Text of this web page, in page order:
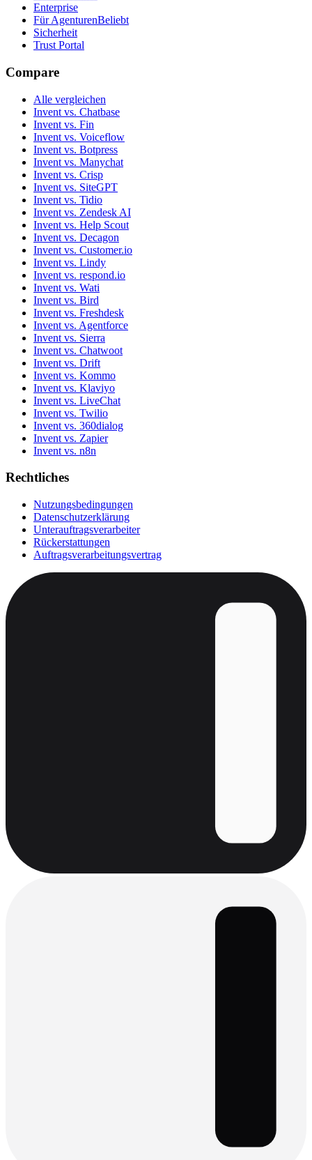
Enterprise
Für AgenturenBeliebt
Sicherheit
Trust Portal
Compare
Alle vergleichen
Invent vs. Chatbase
Invent vs. Fin
Invent vs. Voiceflow
Invent vs. Botpress
Invent vs. Manychat
Invent vs. Crisp
Invent vs. SiteGPT
Invent vs. Tidio
Invent vs. Zendesk AI
Invent vs. Help Scout
Invent vs. Decagon
Invent vs. Customer.io
Invent vs. Lindy
Invent vs. respond.io
Invent vs. Wati
Invent vs. Bird
Invent vs. Freshdesk
Invent vs. Agentforce
Invent vs. Sierra
Invent vs. Chatwoot
Invent vs. Drift
Invent vs. Kommo
Invent vs. Klaviyo
Invent vs. LiveChat
Invent vs. Twilio
Invent vs. 360dialog
Invent vs. Zapier
Invent vs. n8n
Rechtliches
Nutzungsbedingungen
Datenschutzerklärung
Unterauftragsverarbeiter
Rückerstattungen
Auftragsverarbeitungsvertrag